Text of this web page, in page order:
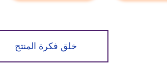
خلق فكرة المنتج